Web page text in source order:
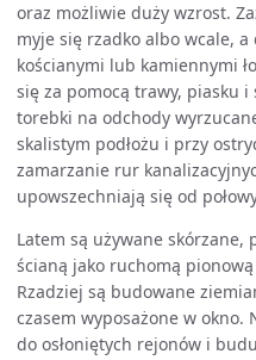
oraz możliwie duży wzrost.
myje się rzadko albo wcale,
kościanymi lub kamiennymi
się za pomocą trawy, piasku i
torebki na odchody
skalistym podłożu i przy
zamarzanie rur
upowszechniają się od
Latem są używane skórzane,
ścianą jako ruchomą
Rzadziej są budowane
czasem wyposażone w okno.
do osłoniętych rejonów i